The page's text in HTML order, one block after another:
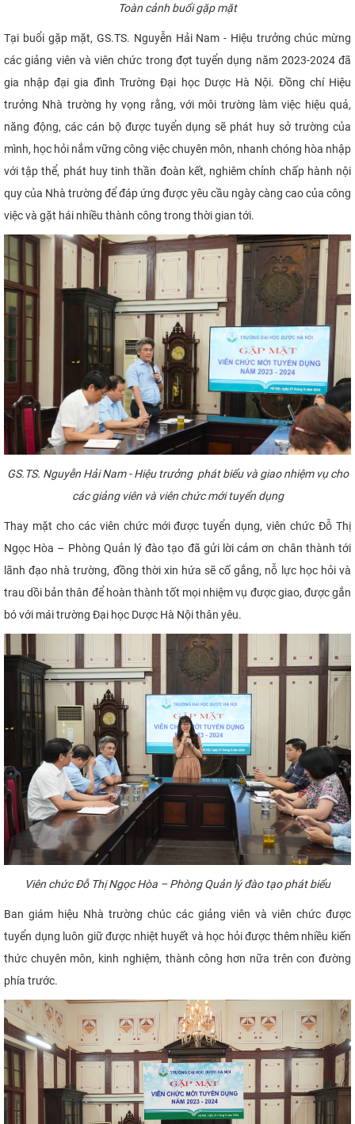
Toàn cảnh buổi gặp mặt
Tại buổi gặp mặt, GS.TS. Nguyễn Hải Nam - Hiệu trưởng chúc mừng
các giảng viên và viên chức trong đợt tuyển dụng năm 2023-2024 đã
gia nhập đại gia đình Trường Đại học Dược Hà Nội. Đồng chí Hiệu
trưởng Nhà trường hy vọng rằng, với môi trường làm việc hiệu quả,
năng động, các cán bộ được tuyển dụng sẽ phát huy sở trường của
mình, học hỏi nắm vững công việc chuyên môn, nhanh chóng hòa nhập
với tập thể, phát huy tinh thần đoàn kết, nghiêm chỉnh chấp hành nội
quy của Nhà trường để đáp ứng được yêu cầu ngày càng cao của công
việc và gặt hái nhiều thành công trong thời gian tới.
GS.TS. Nguyễn Hải Nam - Hiệu trưởngphát biểu và giao nhiệm vụcho
các giảng viên và viên chức mới tuyển dụng
Thay mặt cho các viên chức mới được tuyển dụng, viên chức Đỗ Thị
Ngọc Hòa – Phòng Quản lý đào tạo đã gửi lời cảm ơn chân thành tới
lãnh đạo nhà trường, đồng thời xin hứa sẽ cố gắng, nỗ lực học hỏi và
trau dồi bản thân để hoàn thành tốt mọi nhiệm vụ được giao, được gắn
bó với mái trường Đại học Dược Hà Nội thân yêu.
Viên chứcĐỗ Thị Ngọc Hòa – Phòng Quản lý đào tạo phát biểu
Ban giám hiệu Nhà trường chúc các giảng viên và viên chức được
tuyển dụng luôn giữ được nhiệt huyết và học hỏi được thêm nhiều kiến
thức chuyên môn, kinh nghiệm, thành công hơn nữa trên con đường
phía trước.